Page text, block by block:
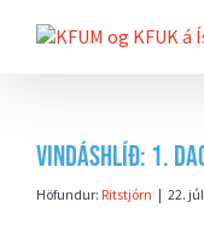
beint
Vindáshlíð: 1.
Höfundur: Ritstjórn | 22.